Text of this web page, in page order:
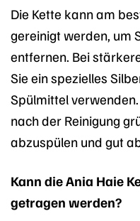
Die Kette kann am
gereinigt werden, um
entfernen. Bei
Sie ein spezielles
Spülmittel
nach der Reinigung
abzuspülen und gut
Kann die Ania Haie
getragen werden?